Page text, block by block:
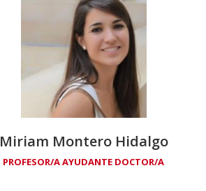
Miriam Montero Hidalgo
PROFESOR/A AYUDANTE DOCTOR/A